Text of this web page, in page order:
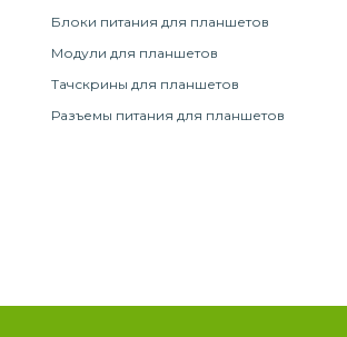
Блоки питания для планшетов
Модули для планшетов
Тачскрины для планшетов
Разъемы питания для планшетов